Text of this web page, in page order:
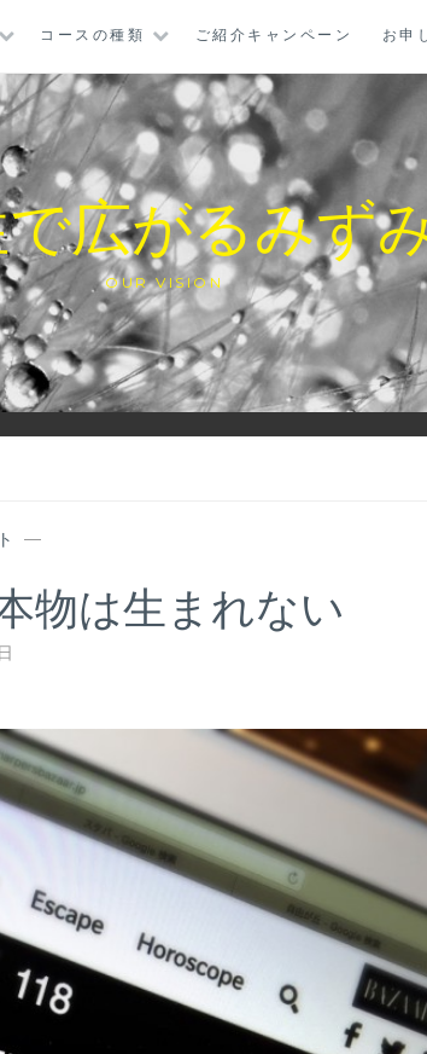
コースの種類 ご紹介キャンペーン お申
広がるみず
OUR VISION
—
物は生まれない